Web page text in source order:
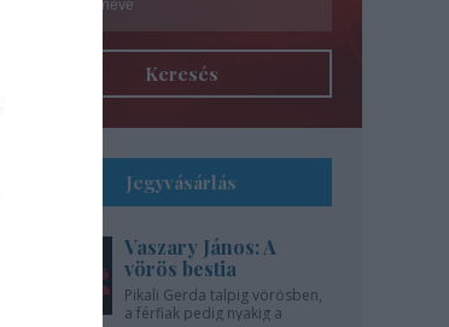
Keresés
Jegyvásárlás
Vaszary János: A
vörös bestia
Pikali Gerda talpig vörösben,
a férfiak pedig nyakig a